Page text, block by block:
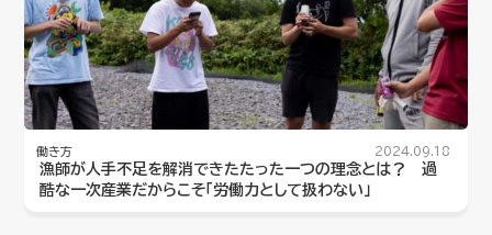
働き方 2024.09.18
漁師が人手不足を解消できたたった一つの理念とは？ 過
酷な一次産業だからこそ「労働力として扱わない」